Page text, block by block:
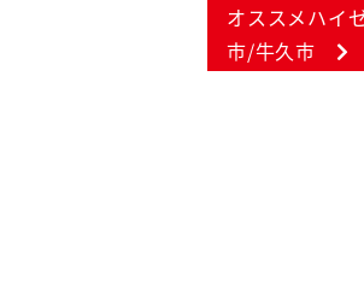
オススメハイ
市/牛久市